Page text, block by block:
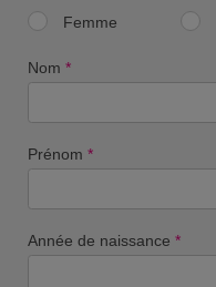
Femme
Nom *
Prénom *
Année de naissance *